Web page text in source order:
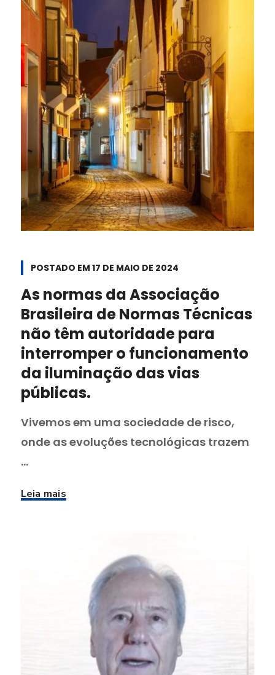
POSTADO EM 17 DE MAIO DE 2024
As normas da Associação
Brasileira de Normas Técnicas
não têm autoridade para
interromper o funcionamento
da iluminação das vias
públicas.
Vivemos em uma sociedade de risco,
onde as evoluções tecnológicas trazem
...
Leia mais